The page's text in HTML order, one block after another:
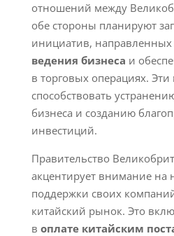
отношений между
обе стороны планируют
инициатив, направленных
ведения бизнеса и
в торговых операциях.
способствовать
бизнеса и созданию
инвестиций.
Правительство
акцентирует внимание на
поддержки своих
китайский рынок. Это
в оплате китайским